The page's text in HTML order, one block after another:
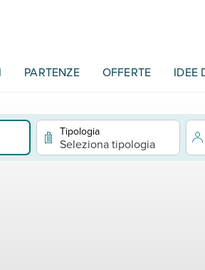
PARTENZE OFFERTE IDEE
Tipologia
Seleziona tipologia